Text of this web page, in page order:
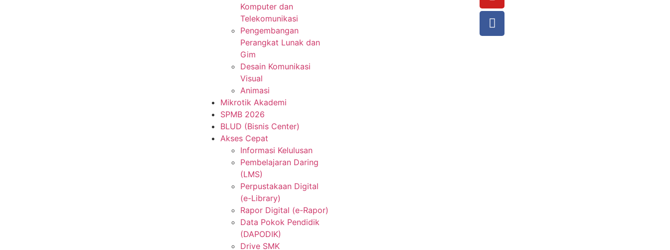
Komputer dan
Telekomunikasi
Pengembangan
Perangkat Lunak dan
Gim
Desain Komunikasi
Visual
Animasi
Mikrotik Akademi
SPMB 2026
BLUD (Bisnis Center)
Akses Cepat
Informasi Kelulusan
Pembelajaran Daring
(LMS)
Perpustakaan Digital
(e-Library)
Rapor Digital (e-Rapor)
Data Pokok Pendidik
(DAPODIK)
Drive SMK